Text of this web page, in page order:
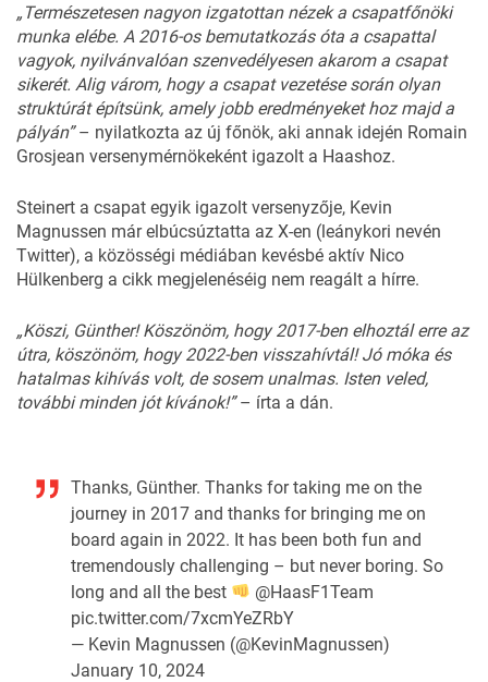
„Természetesen nagyon izgatottan nézek a csapatfőnöki
munka elébe. A 2016-os bemutatkozás óta a csapattal
vagyok, nyilvánvalóan szenvedélyesen akarom a csapat
sikerét. Alig várom, hogy a csapat vezetése során olyan
struktúrát építsünk, amely jobb eredményeket hoz majd a
pályán”– nyilatkozta az új főnök, aki annak idején Romain
Grosjean versenymérnökeként igazolt a Haashoz.
Steinert a csapat egyik igazolt versenyzője, Kevin
Magnussen már elbúcsúztatta az X-en (leánykori nevén
Twitter), a közösségi médiában kevésbé aktív Nico
Hülkenberg a cikk megjelenéséig nem reagált a hírre.
„Köszi, Günther! Köszönöm, hogy 2017-ben elhoztál erre az
útra, köszönöm, hogy 2022-ben visszahívtál! Jó móka és
hatalmas kihívás volt, de sosem unalmas. Isten veled,
további minden jót kívánok!”– írta a dán.
Thanks, Günther. Thanks for taking me on the
journey in 2017 and thanks for bringing me on
board again in 2022. It has been both fun and
tremendously challenging – but never boring. So
long and all the best
@HaasF1Team
pic.twitter.com/7xcmYeZRbY
— Kevin Magnussen (@KevinMagnussen)
January 10, 2024